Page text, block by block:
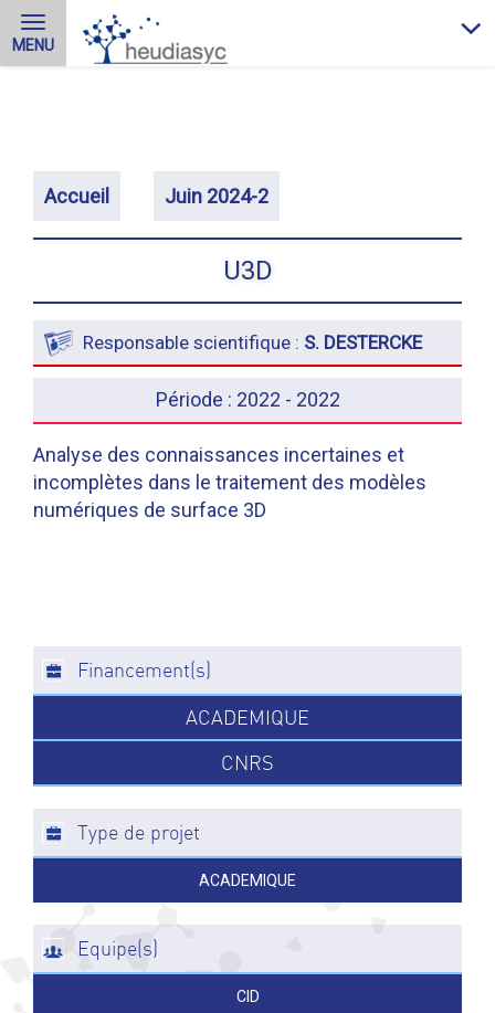
MENU
Accueil Juin 2024-2
U3D
Responsable scientifique : S. DESTERCKE
Période : 2022 - 2022
Analyse des connaissances incertaines et
incomplètes dans le traitement des modèles
numériques de surface 3D
Financement(s)
ACADEMIQUE
CNRS
Type de projet
ACADEMIQUE
Equipe(s)
CID